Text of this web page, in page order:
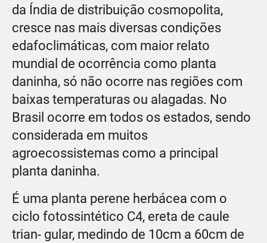
da Índia de distribuição cosmopolita,
cresce nas mais diversas condições
edafoclimáticas, com maior relato
mundial de ocorrência como planta
daninha, só não ocorre nas regiões com
baixas temperaturas ou alagadas. No
Brasil ocorre em todos os estados, sendo
considerada em muitos
agroecossistemas como a principal
planta daninha.
É uma planta perene herbácea com o
ciclo fotossintético C4, ereta de caule
trian- gular, medindo de 10cm a 60cm de